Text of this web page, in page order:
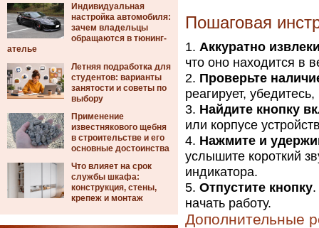
Индивидуальная
настройка автомобиля:
зачем владельцы
обращаются в тюнинг-
ателье
Летняя подработка для
студентов: варианты
занятости и советы по
выбору
Применение
известнякового щебня
в строительстве и его
основные достоинства
Что влияет на срок
службы шкафа:
конструкция, стены,
крепеж и монтаж
Пошаговая
Аккуратно
что оно находится в
Проверьте
реагирует,
Найдите кнопку
или корпусе
Нажмите и
услышите короткий
индикатора.
Отпустите кнопку.
начать работу.
Дополнительные